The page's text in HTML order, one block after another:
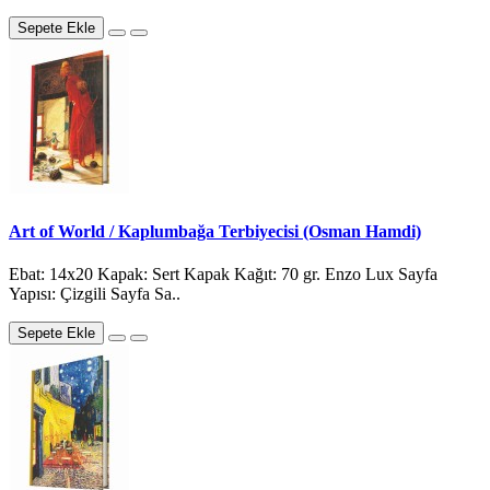
Sepete Ekle
Art of World / Kaplumbağa Terbiyecisi (Osman Hamdi)
Ebat: 14x20 Kapak: Sert Kapak Kağıt: 70 gr. Enzo Lux Sayfa
Yapısı: Çizgili Sayfa Sa..
Sepete Ekle